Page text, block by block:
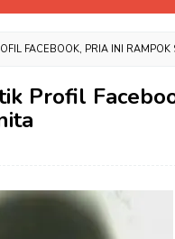
FACEBOOK, PRIA INI
Profil